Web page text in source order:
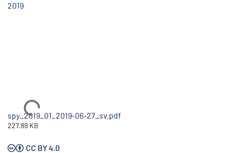
2019
Ladataan...
spy_2019_01_2019-06-27_sv.pdf
227.89 KB
CC BY 4.0